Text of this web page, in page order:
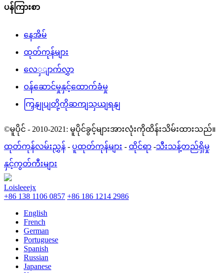
ပန်ကြားစာ
နေအိမ်
ထုတ်ကုန်များ
လေှျာက်လွှာ
ဝန်ဆောင်မှုနှင့်ထောက်ခံမှု
ကြှနျုပျတို့ကိုဆကျသှယျရနျ
©မူပိုင် - 2010-2021: မူပိုင်ခွင့်များအားလုံးကိုထိန်းသိမ်းထားသည်။
ထုတ်ကုန်လမ်းညွှန် - ပူထုတ်ကုန်များ - ထိုင်ရာ -သီးသန့်တည်ရှိမှု
နှင့်ကွတ်ကီးများ
Loisleeejx
+86 138 1106 0857 +86 186 1214 2986
English
French
German
Portuguese
Spanish
Russian
Japanese